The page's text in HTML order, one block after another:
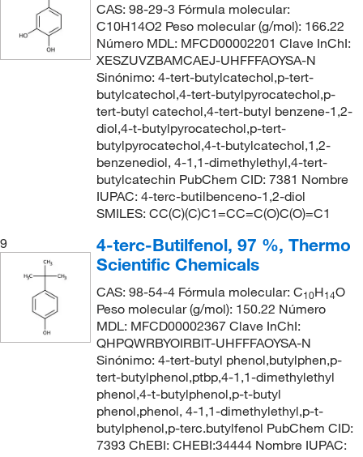
CAS: 98-29-3 Fórmula molecular:
C10H14O2 Peso molecular (g/mol): 166.22
Número MDL: MFCD00002201 Clave InChI:
XESZUVZBAMCAEJ-UHFFFAOYSA-N
Sinónimo: 4-tert-butylcatechol,p-tert-
butylcatechol,4-tert-butylpyrocatechol,p-
tert-butyl catechol,4-tert-butyl benzene-1,2-
diol,4-t-butylpyrocatechol,p-tert-
butylpyrocatechol,4-t-butylcatechol,1,2-
benzenediol, 4-1,1-dimethylethyl,4-tert-
butylcatechin PubChem CID: 7381 Nombre
IUPAC: 4-terc-butilbenceno-1,2-diol
SMILES: CC(C)(C)C1=CC=C(O)C(O)=C1
9
4-terc-Butilfenol, 97 %, Thermo
Scientific Chemicals
CAS: 98-54-4 Fórmula molecular: C10H14O
Peso molecular (g/mol): 150.22 Número
MDL: MFCD00002367 Clave InChI:
QHPQWRBYOIRBIT-UHFFFAOYSA-N
Sinónimo: 4-tert-butyl phenol,butylphen,p-
tert-butylphenol,ptbp,4-1,1-dimethylethyl
phenol,4-t-butylphenol,p-t-butyl
phenol,phenol, 4-1,1-dimethylethyl,p-t-
butylphenol,p-terc.butylfenol PubChem CID:
7393 ChEBI: CHEBI:34444 Nombre IUPAC: